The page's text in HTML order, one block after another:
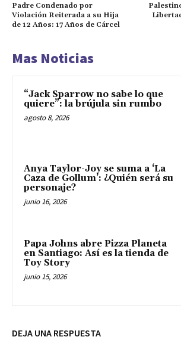
Padre Condenado por
Violación Reiterada a su Hija
de 12 Años: 17 Años de Cárcel
Mas Noticias
“Jack Sparrow no sabe lo que
quiere”: la brújula sin rumbo
agosto 8, 2026
Anya Taylor-Joy se suma a ‘La
Caza de Gollum’: ¿Quién será su
personaje?
junio 16, 2026
Papa Johns abre Pizza Planeta
en Santiago: Así es la tienda de
Toy Story
junio 15, 2026
DEJA UNA RESPUESTA